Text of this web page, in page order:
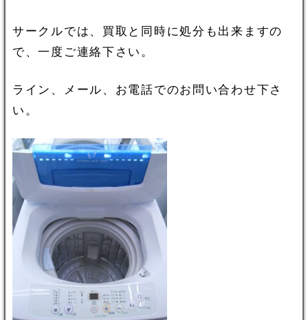
サークルでは、買取と同時に処分も出来ますの
で、一度ご連絡下さい。
ライン、メール、お電話でのお問い合わせ下さ
い。